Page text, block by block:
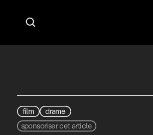

film
drame
sponsoriser cet article